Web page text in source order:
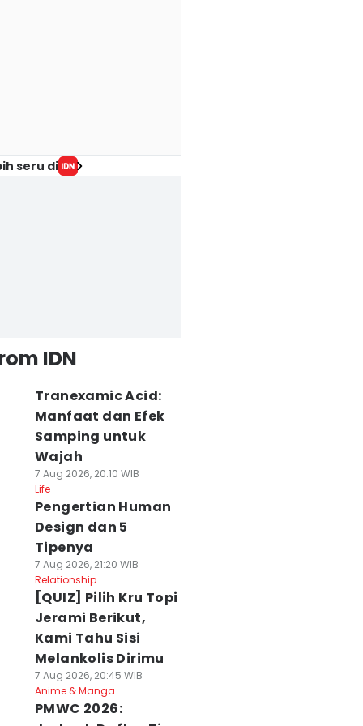
seru di
IDN
Tranexamic Acid:
Manfaat dan Efek
Samping untuk
Wajah
7 Aug 2026, 20:10 WIB
Life
Pengertian Human
Design dan 5
Tipenya
7 Aug 2026, 21:20 WIB
Relationship
[QUIZ] Pilih Kru Topi
Jerami Berikut,
Kami Tahu Sisi
Melankolis Dirimu
7 Aug 2026, 20:45 WIB
Anime & Manga
PMWC 2026: